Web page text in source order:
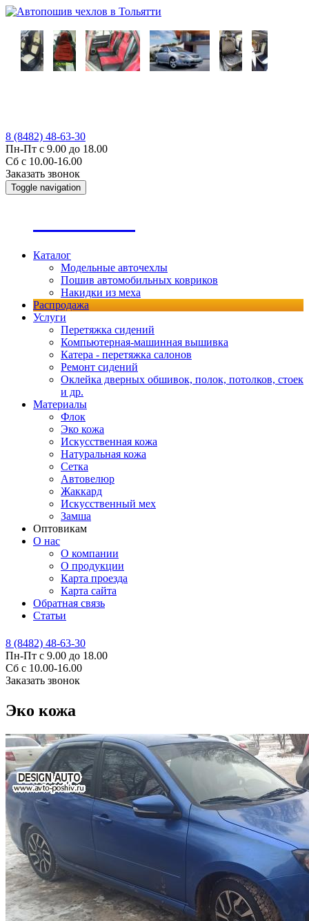
8 (8482) 48-63-30
Пн-Пт с 9.00 до 18.00
Сб с 10.00-16.00
Заказать звонок
Toggle navigation
Каталог
Модельные авточехлы
Пошив автомобильных ковриков
Накидки из меха
Распродажа
Услуги
Перетяжка сидений
Компьютерная-машинная вышивка
Катера - перетяжка салонов
Ремонт сидений
Оклейка дверных обшивок, полок, потолков, стоек
и др.
Материалы
Флок
Эко кожа
Искусственная кожа
Натуральная кожа
Сетка
Автовелюр
Жаккард
Искусственный мех
Замша
Оптовикам
О нас
О компании
О продукции
Карта проезда
Карта сайта
Обратная связь
Статьи
8 (8482) 48-63-30
Пн-Пт с 9.00 до 18.00
Сб с 10.00-16.00
Заказать звонок
Эко кожа